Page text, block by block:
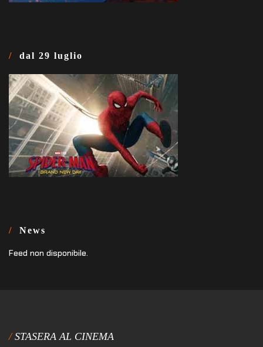
dal 29 luglio
News
Feed non disponibile.
STASERA AL CINEMA